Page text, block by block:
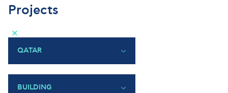
Projects
×
QATAR
GREECE
BAHRAIN
BUILDING